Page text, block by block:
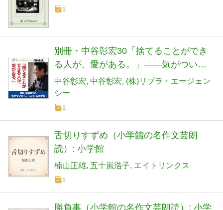
1
別冊・中谷彰宏30「捨てることができ
る人が、愛がある。」――気がついた
ら、している恋愛術
中谷彰宏 中谷彰宏 (株)リブラ・エージェン
シー
1
舌切りすずめ（小学館の名作文芸朗
読）: 小学館
楠山正雄 五十嵐浩子 エイトリンクス
1
勝負事（小学館の名作文芸朗読）: 小学